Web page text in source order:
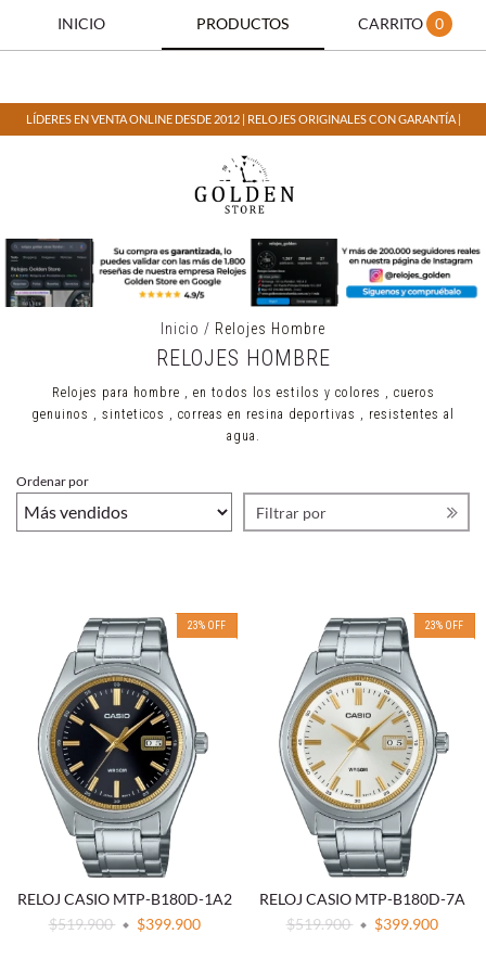
INICIO PRODUCTOS CARRITO 0
LÍDERES EN VENTA ONLINE DESDE 2012 | RELOJES ORIGINALES CON GARANTÍA |
Inicio / Relojes Hombre
RELOJES HOMBRE
Relojes para hombre , en todos los estilos y colores , cueros
genuinos , sinteticos , correas en resina deportivas , resistentes al
agua.
Ordenar por
Filtrar por
23% OFF
RELOJ CASIO MTP-B180D-1A2
$519.900
$399.900
23% OFF
RELOJ CASIO MTP-B180D-7A
$519.900
$399.900